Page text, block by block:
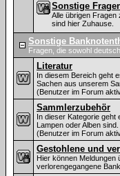
Sonstige
Alle übrigen Fragen
sind hier Zuhause.
Sonstige
Fragen, die sowohl
Literatur
In diesem Bereich geht
Sachen aus unserem
(Benutzer im Forum
Sammlerzubehör
In dieser Kategorie geht
Lampen oder Alben sind.
(Benutzer im Forum
Gestohlene und
Hier können
verlorengegangene